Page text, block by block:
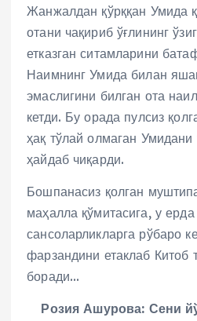
Жанжалдан қўрққан Умида
отани чақириб ўғлининг
етказган ситамларини
Наимнинг Умида билан
эмаслигини билган ота
кетди. Бу орада пулсиз
ҳақ тўлай олмаган Умидани
ҳайдаб чиқарди.
Бошпанасиз қолган
маҳалла қўмитасига, у
сансоларликларга рўбаро
фарзандини етаклаб Китоб
боради…
Розия Ашурова: Сени